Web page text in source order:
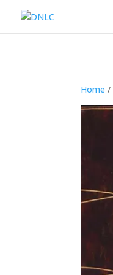
Home /